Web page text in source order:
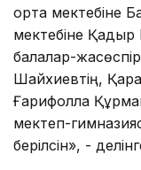
орта
мектебіне
балалар-
Шайхиевтің,
Ғарифолла
мектеп-
берілсін», -